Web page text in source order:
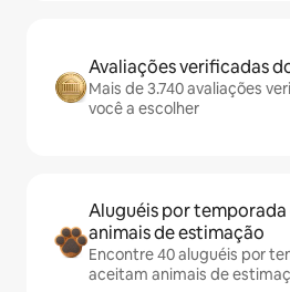
Avaliações verificadas
Mais de 3.740 avaliações
você a escolher
Aluguéis por
animais de estimação
Encontre 40 aluguéis por
aceitam animais de